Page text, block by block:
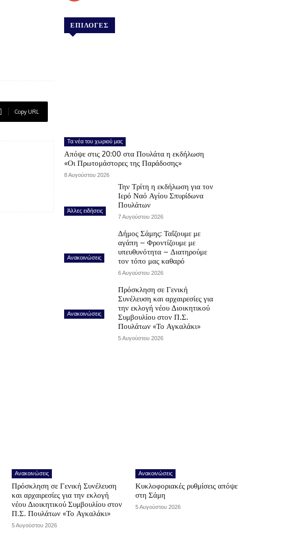
Copy URL
ΕΠΙΛΟΓΕΣ
Τα νέα του χωριού μας
Απόψε στις 20:00 στα Πουλάτα η εκδήλωση
«Οι Πρωτομάστορες της Παράδοσης»
8 Αυγούστου 2026
Άλλες ειδήσεις
Την Τρίτη η εκδήλωση για τον
Ιερό Ναό Αγίου Σπυρίδωνα
Πουλάτων
7 Αυγούστου 2026
Ανακοινώσεις
Δήμος Σάμης: Ταΐζουμε με
αγάπη – Φροντίζουμε με
υπευθυνότητα – Διατηρούμε
τον τόπο μας καθαρό
6 Αυγούστου 2026
Ανακοινώσεις
Πρόσκληση σε Γενική
Συνέλευση και αρχαιρεσίες για
την εκλογή νέου Διοικητικού
Συμβουλίου στον Π.Σ.
Πουλάτων «Το Αγκαλάκι»
5 Αυγούστου 2026
Ανακοινώσεις
Πρόσκληση σε Γενική Συνέλευση
και αρχαιρεσίες για την εκλογή
νέου Διοικητικού Συμβουλίου στον
Π.Σ. Πουλάτων «Το Αγκαλάκι»
5 Αυγούστου 2026
Ανακοινώσεις
Κυκλοφοριακές ρυθμίσεις απόψε
στη Σάμη
5 Αυγούστου 2026